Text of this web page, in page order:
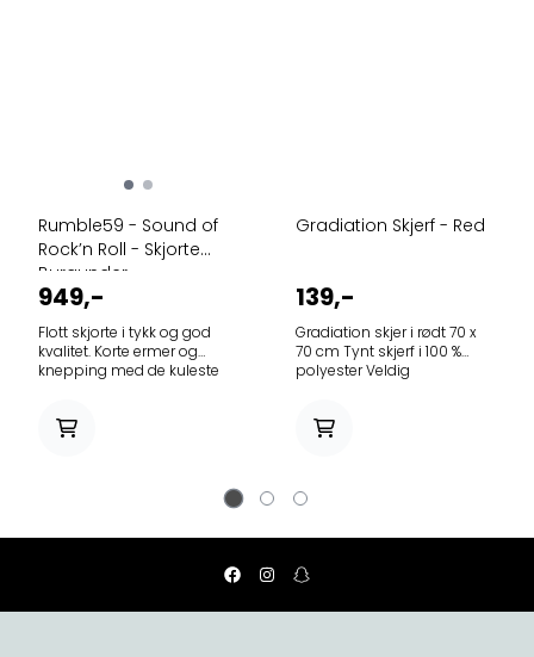
Rumble59 - Sound of
Rock’n Roll - Skjorte
Burgunder
949,-
Flott skjorte i tykk og god
kvalitet. Korte ermer og
knepping med de kuleste
side med noter brodert
Roc´n Roll over Brystmål str
114 cm 76 cm
Gradiation Skjerf - Red
139,-
Gradiation skjer i rødt 70 x
70 cm Tynt skjerf i 100 %
polyester Veldig
sløyfe, feste det som en